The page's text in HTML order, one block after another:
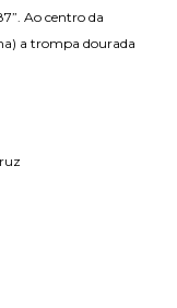
Ao centro da
a trompa dourada